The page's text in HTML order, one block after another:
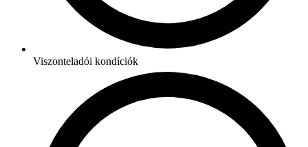
Viszonteladói kondíciók